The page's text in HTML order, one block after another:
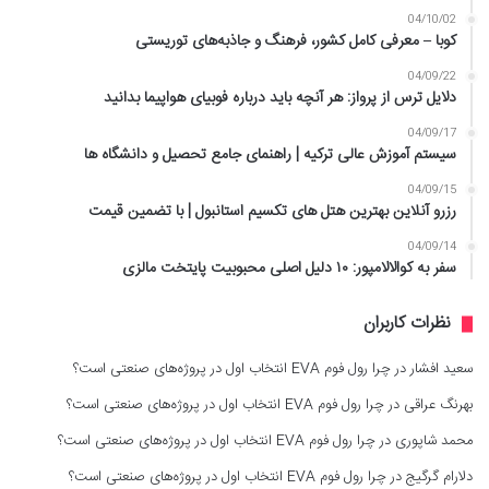
04/10/02
کوبا – معرفی کامل کشور، فرهنگ و جاذبه‌های توریستی
04/09/22
دلایل ترس از پرواز: هر آنچه باید درباره فوبیای هواپیما بدانید
04/09/17
سیستم آموزش عالی ترکیه | راهنمای جامع تحصیل و دانشگاه ها
04/09/15
رزرو آنلاین بهترین هتل های تکسیم استانبول | با تضمین قیمت
04/09/14
سفر به کوالالامپور: ۱۰ دلیل اصلی محبوبیت پایتخت مالزی
نظرات کاربران
سعید افشاردرچرا رول فوم EVA انتخاب اول در پروژه‌های صنعتی است؟
بهرنگ عراقی درچرا رول فوم EVA انتخاب اول در پروژه‌های صنعتی است؟
محمد شاپوری درچرا رول فوم EVA انتخاب اول در پروژه‌های صنعتی است؟
دلارام گرگیجدرچرا رول فوم EVA انتخاب اول در پروژه‌های صنعتی است؟